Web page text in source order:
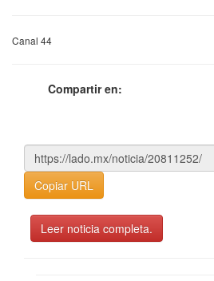
Canal 44
Compartir en:
Copiar URL
Leer noticia completa.